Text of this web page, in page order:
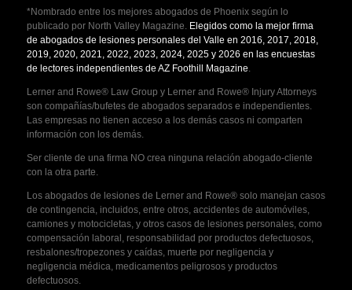
*Nombrado entre los mejores abogados de Phoenix según lo
publicado por North Valley Magazine. Elegidos como la mejor firma
de abogados de lesiones personales del Valle en 2016, 2017, 2018,
2019, 2020, 2021, 2022, 2023, 2024, 2025 y 2026 en las encuestas
de lectores independientes de AZ Foothill Magazine
Lerner and Rowe® Law Group y Lerner and Rowe® Injury Attorneys
son compañías/bufetes de abogados separados e independientes.
Las empresas no tienen acceso a los demás casos ni comparten
información con los demás.
Ser cliente de una firma NO crea ninguna relación abogado-cliente
con la otra parte.
Los abogados de lesiones de Lerner and Rowe® solo manejan casos
de contingencia, incluidos, entre otros, accidentes de automóviles,
camiones y motocicletas, y otros casos de lesiones personales, como
compensación laboral, responsabilidad por productos defectuosos,
resbalones/tropezones y caídas, muerte por negligencia y
negligencia médica, medicamentos peligrosos y productos
defectuosos.